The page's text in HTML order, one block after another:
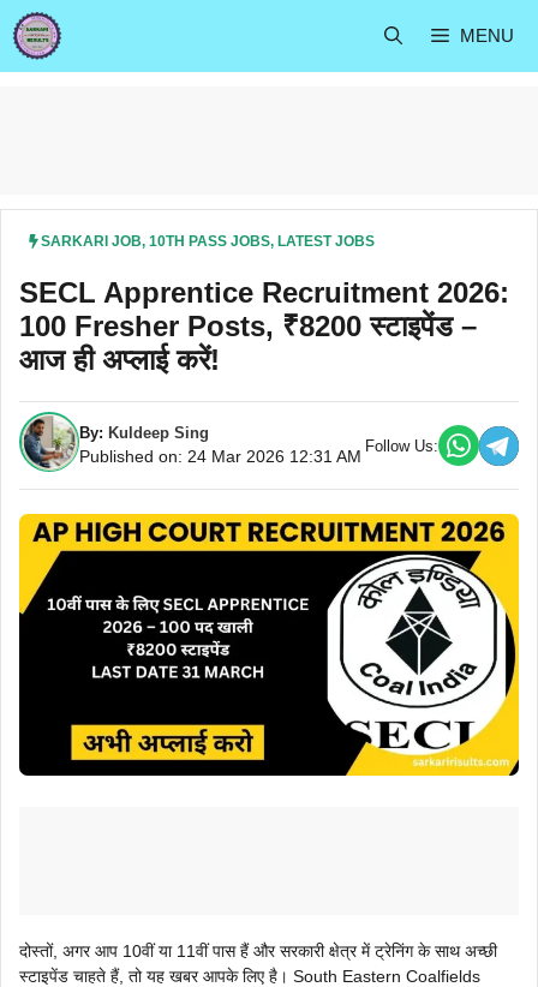
Skip
to
content
MENU
SARKARI JOB, 10TH PASS JOBS, LATEST JOBS
SECL Apprentice Recruitment 2026:
100 Fresher Posts, ₹8200 स्टाइपेंड –
आज ही अप्लाई करें!
By: Kuldeep Sing
Published on: 24 Mar 2026 12:31 AM
Follow Us:
दोस्तों, अगर आप 10वीं या 11वीं पास हैं और सरकारी क्षेत्र में ट्रेनिंग के साथ अच्छी
स्टाइपेंड चाहते हैं, तो यह खबर आपके लिए है। South Eastern Coalfields